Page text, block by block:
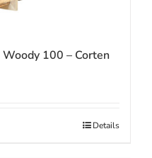
100 – Corten
Details